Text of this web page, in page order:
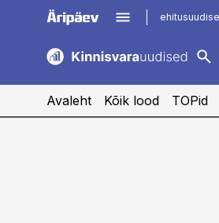
kaubandus.ee
logistikauudised.ee
Avaleht Kõik lood TOPid